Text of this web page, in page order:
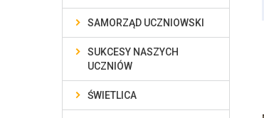
SAMORZĄD UCZNIOWSKI
SUKCESY NASZYCH
UCZNIÓW
ŚWIETLICA